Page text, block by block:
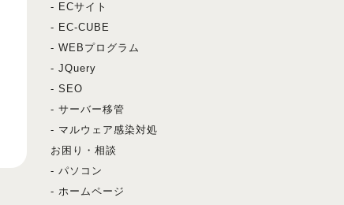
- ECサイト
- EC-CUBE
- WEBプログラム
- JQuery
- SEO
- サーバー移管
- マルウェア感染対処
お困り・相談
- パソコン
- ホームページ